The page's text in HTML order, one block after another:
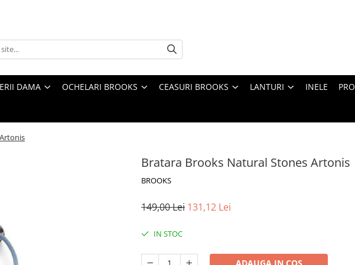
DAMA OCHELARI BROOKS CEASURI BROOKS LANTURI INELE
Bratara Brooks Natural Stones Artonis
BROOKS
149,00 Lei 131,12 Lei
IN STOC
ADAUGA IN COS